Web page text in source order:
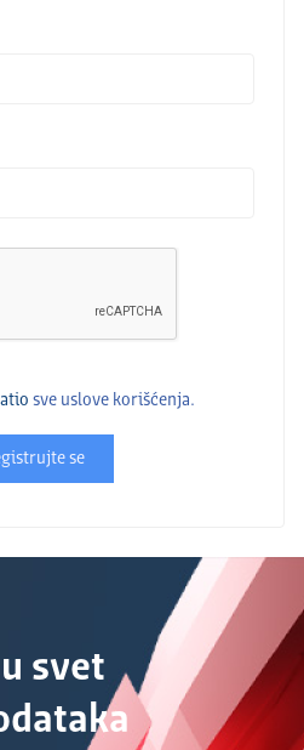
sve uslove korišćenja.
se
svet